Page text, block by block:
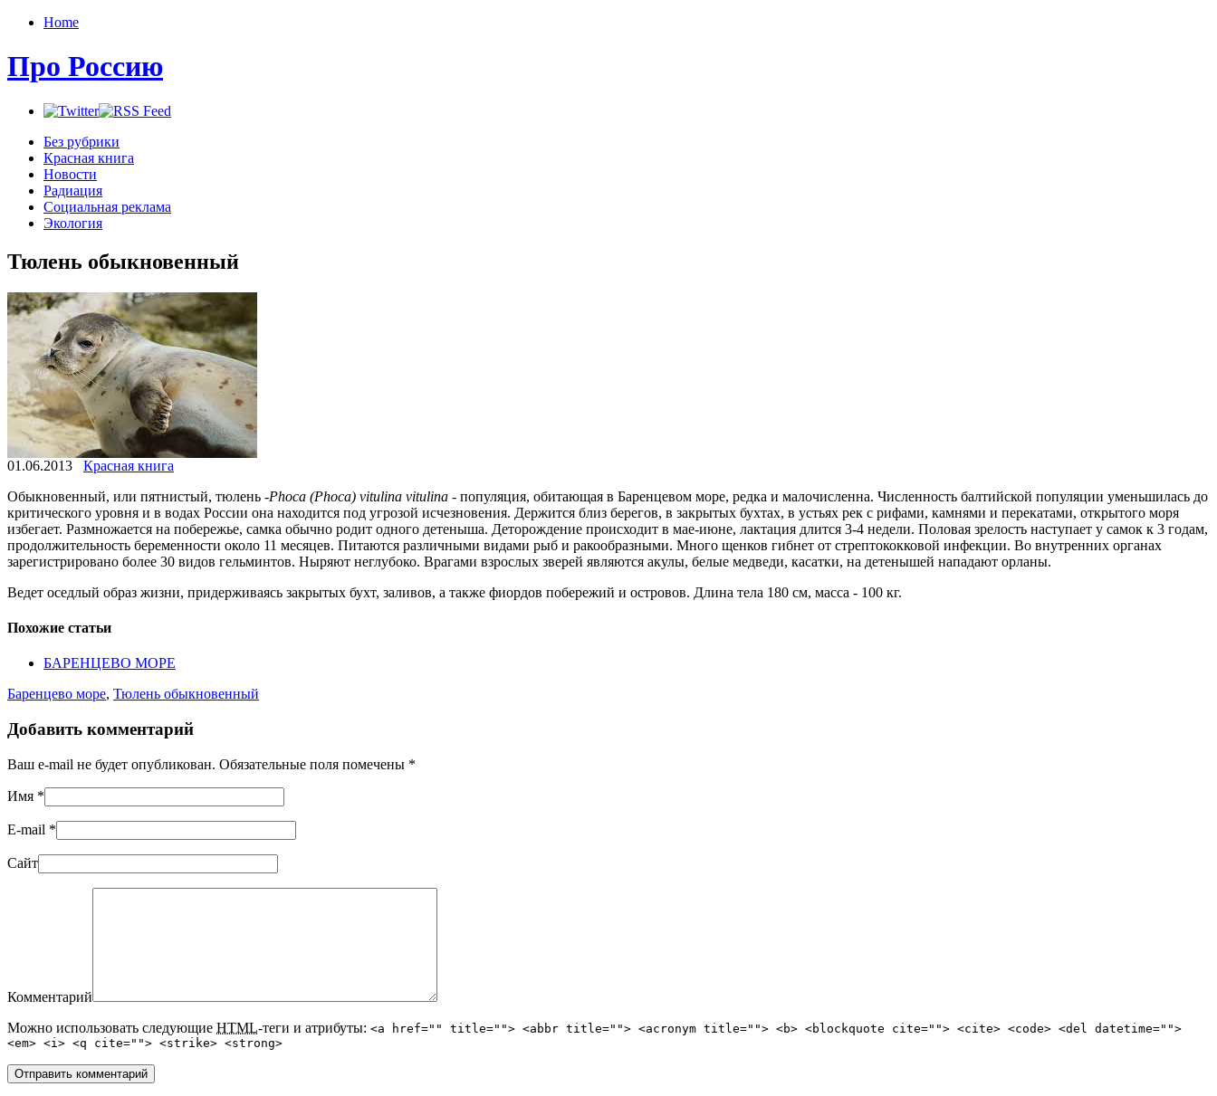
Home
Про Россию
Без рубрики
Красная книга
Новости
Радиация
Социальная реклама
Экология
Тюлень обыкновенный
01.06.2013
Красная книга
Обыкновенный, или пятнистый, тюлень -Phoca (Phoca) vitulina vitulina - популяция, обитающая в Баренцевом море, редка и малочисленна. Численность балтийской популяции уменьшилась до
критического уровня и в водах России она находится под угрозой исчезновения. Держится близ берегов, в закрытых бухтах, в устьях рек с рифами, камнями и перекатами, открытого моря
избегает. Размножается на побережье, самка обычно родит одного детеныша. Деторождение происходит в мае-июне, лактация длится 3-4 недели. Половая зрелость наступает у самок к 3 годам,
продолжительность беременности около 11 месяцев. Питаются различными видами рыб и ракообразными. Много щенков гибнет от стрептококковой инфекции. Во внутренних органах
зарегистрировано более 30 видов гельминтов. Ныряют неглубоко. Врагами взрослых зверей являются акулы, белые медведи, касатки, на детенышей нападают орланы.
Ведет оседлый образ жизни, придерживаясь закрытых бухт, заливов, а также фиордов побережий и островов. Длина тела 180 см, масса - 100 кг.
Похожие статьи
БАРЕНЦЕВО МОРЕ
Баренцево море, Тюлень обыкновенный
Добавить комментарий
Ваш e-mail не будет опубликован. Обязательные поля помечены *
Имя *
E-mail *
Сайт
Комментарий
Можно использовать следующие HTML-теги и атрибуты: <a href="" title=""> <abbr title=""> <acronym title=""> <b> <blockquote cite=""> <cite> <code> <del datetime="">
<em> <i> <q cite=""> <strike> <strong>